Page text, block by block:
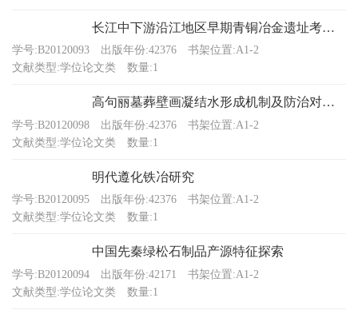
长江中下游沿江地区早期青铜冶金遗址考察研究
学号:B20120093 出版年份:42376
书架位置:A1-2
文献类型:学位论文类
数量:1
高句丽墓葬壁画凝结水形成机制及防治对策研究
学号:B20120098 出版年份:42376
书架位置:A1-2
文献类型:学位论文类
数量:1
明代遵化铁冶研究
学号:B20120095 出版年份:42376
书架位置:A1-2
文献类型:学位论文类
数量:1
中国先秦绿松石制品产源特征探索
学号:B20120094 出版年份:42171
书架位置:A1-2
文献类型:学位论文类
数量:1